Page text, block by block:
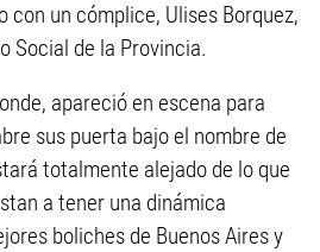
un cómplice, Ulises Borquez,
Social de la Provincia.
apareció en escena para
sus puerta bajo el nombre de
totalmente alejado de lo que
a tener una dinámica
boliches de Buenos Aires y